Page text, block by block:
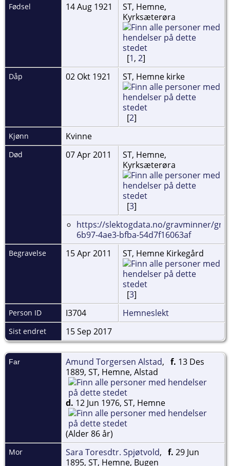
Fødsel 14 Aug 1921
ST, Hemne,
Kyrksæterøra
[1, 2]
Dåp 02 Okt 1921 ST, Hemne kirke
[2]
Kjønn Kvinne
Død 07 Apr 2011
ST, Hemne,
Kyrksæterøra
[3]
https://slektogdata.no/gravminner/
6b97-4ae3-bfba-54d7f16063af
Begravelse 15 Apr 2011 ST, Hemne Kirkegård
[3]
Person ID I3704 Hemneslekt
Sist endret 15 Sep 2017
Far Amund Torgersen Alstad, f. 13 Des
1889, ST, Hemne, Alstad
d. 12 Jun 1976, ST, Hemne
(Alder 86 år)
Mor Sara Toresdtr. Spjøtvold, f. 29 Jun
1895, ST, Hemne, Bugen